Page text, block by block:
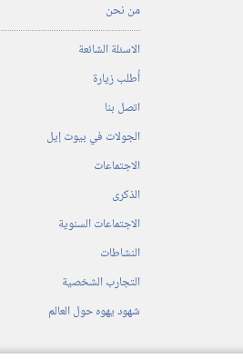
من نحن
الاسئلة الشائعة
أُطلب زيارة
اتصل بنا
الجولات في بيوت إيل
الاجتماعات
الذكرى
الاجتماعات السنوية
النشاطات
التجارب الشخصية
شهود يهوه حول العالم